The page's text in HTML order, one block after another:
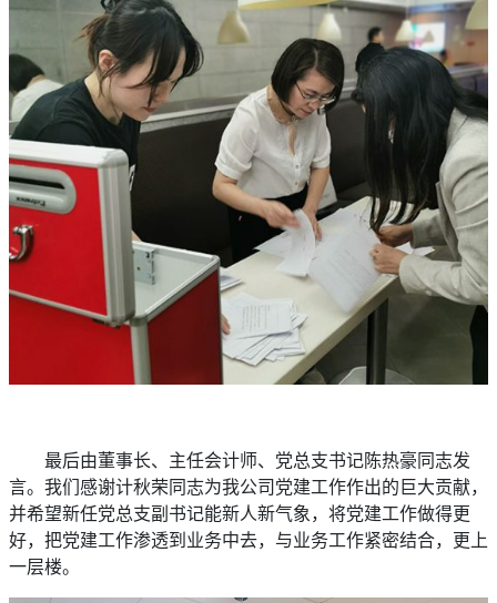
最后由董事长、主任会计师、党总支书记陈热豪同志发
言。我们感谢计秋荣同志为我公司党建工作作出的巨大贡献，
并希望新任党总支副书记能新人新气象，将党建工作做得更
好，把党建工作渗透到业务中去，与业务工作紧密结合，更上
一层楼。